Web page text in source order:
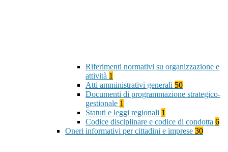
Riferimenti normativi su organizzazione e
attività 1
Atti amministrativi generali 50
Documenti di programmazione strategico-
gestionale 1
Statuti e leggi regionali 1
Codice disciplinare e codice di condotta 6
Oneri informativi per cittadini e imprese 30